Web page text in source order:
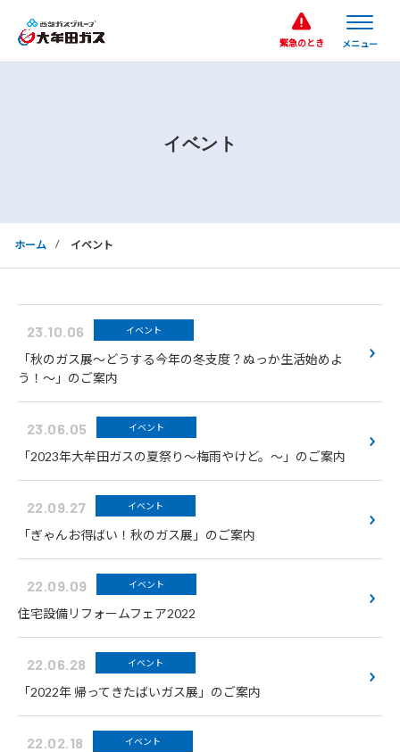
緊急のとき
イベント
ホーム イベント
23.10.06 イベント
「秋のガス展～どうする今年の冬支度？ぬっか生活始めよ
う！～」のご案内
23.06.05 イベント
「2023年大牟田ガスの夏祭り～梅雨やけど。～」のご案内
22.09.27 イベント
「ぎゃんお得ばい！秋のガス展」のご案内
22.09.09 イベント
住宅設備リフォームフェア2022
22.06.28 イベント
「2022年 帰ってきたばいガス展」のご案内
22.02.18 イベント